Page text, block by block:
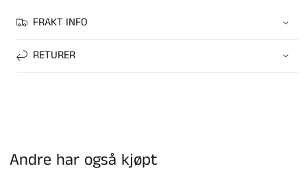
FRAKT INFO
RETURER
Andre har også kjøpt